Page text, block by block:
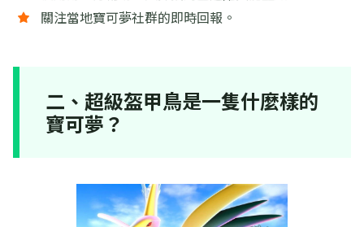
關注當地寶可夢社群的即時回報。
二、超級盔甲鳥是一隻什麼樣的
寶可夢？